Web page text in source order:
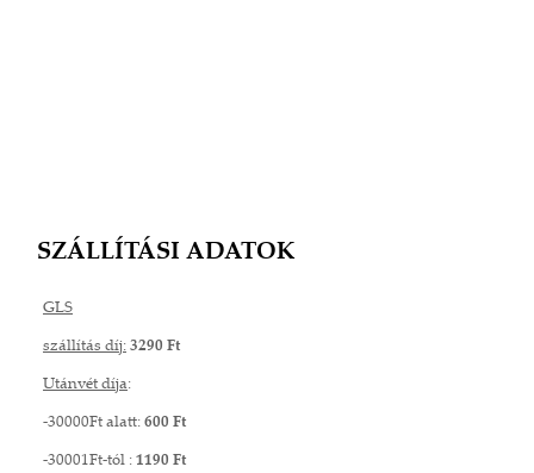
SZÁLLÍTÁSI ADATOK
GLS
szállítás díj: 3290 Ft
Utánvét díja:
-30000Ft alatt: 600 Ft
-30001Ft-tól : 1190 Ft